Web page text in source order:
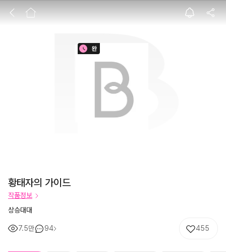
황태자의 가이드
황태자의 가이드
작품정보
상승대대
7.5만 94 455